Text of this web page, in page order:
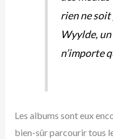
rien ne
Wyylde,
n’importe
Les albums sont eux
bien-sûr parcourir tous